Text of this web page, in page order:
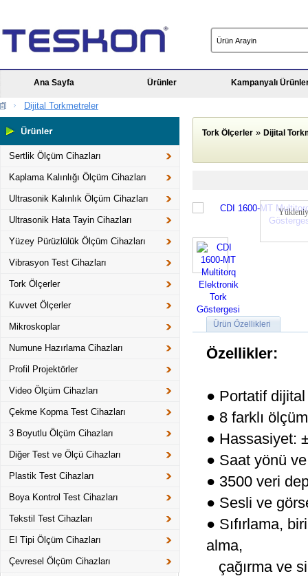
Ana Sayfa Ürünler Kampanyalı
Dijital Torkmetreler
Sertlik Ölçüm Cihazları
Kaplama Kalınlığı Ölçüm Cihazları
Ultrasonik Kalınlık Ölçüm Cihazları
Ultrasonik Hata Tayin Cihazları
Yüzey Pürüzlülük Ölçüm Cihazları
Vibrasyon Test Cihazları
Tork Ölçerler
Kuvvet Ölçerler
Mikroskoplar
Numune Hazırlama Cihazları
Profil Projektörler
Video Ölçüm Cihazları
Çekme Kopma Test Cihazları
3 Boyutlu Ölçüm Cihazları
Diğer Test ve Ölçü Cihazları
Plastik Test Cihazları
Boya Kontrol Test Cihazları
Tekstil Test Cihazları
El Tipi Ölçüm Cihazları
Çevresel Ölçüm Cihazları
Tork Ölçerler » Dijital
Ürün Özellikleri
Özellikler:
● Portatif
● 8 farklı
● Hassasiyet:
● Saat yönü
● 3500 veri
● Sesli ve
● Sıfırlama,
alma,
çağırma ve